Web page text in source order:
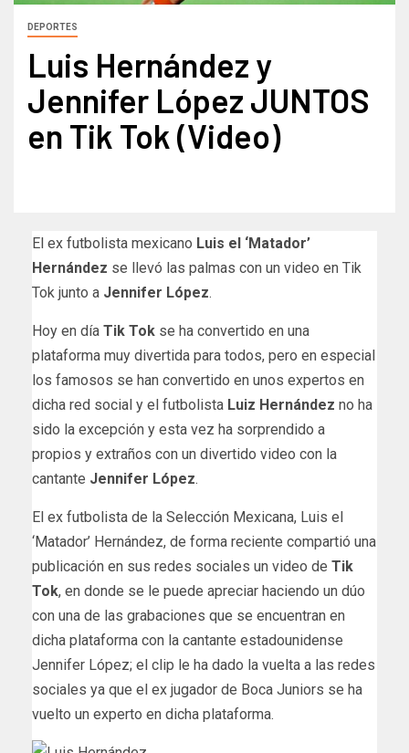
DEPORTES
Luis Hernández y
Jennifer López JUNTOS
en Tik Tok (Video)
El ex futbolista mexicano Luis el ‘Matador’
Hernández se llevó las palmas con un video en Tik
Tok junto a Jennifer López.
Hoy en día Tik Tok se ha convertido en una
plataforma muy divertida para todos, pero en especial
los famosos se han convertido en unos expertos en
dicha red social y el futbolista Luiz Hernández no ha
sido la excepción y esta vez ha sorprendido a
propios y extraños con un divertido video con la
cantante Jennifer López.
El ex futbolista de la Selección Mexicana, Luis el
‘Matador’ Hernández, de forma reciente compartió una
publicación en sus redes sociales un video de Tik
Tok, en donde se le puede apreciar haciendo un dúo
con una de las grabaciones que se encuentran en
dicha plataforma con la cantante estadounidense
Jennifer López; el clip le ha dado la vuelta a las redes
sociales ya que el ex jugador de Boca Juniors se ha
vuelto un experto en dicha plataforma.